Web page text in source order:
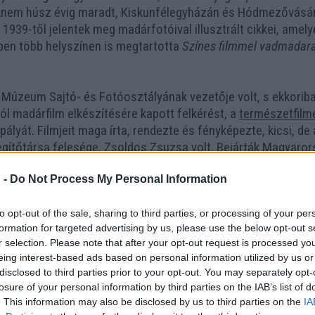
- Do Not Process My Personal Information
opt-out of the sale, sharing to third parties, or processing of your
for targeted advertising by us, please use the below opt-out
selection. Please note that after your opt-out request is processed
interest-based ads based on personal information utilized by us
to third parties prior to your opt-out. You may separately
of your personal information by third parties on the IAB’s list of
This information may also be disclosed by us to third parties on the
húsz évig maradt, Kiskunfélegyházán és
től jelentek meg madárfotóival illusztrált cikkei,
több helyszínen is megtartotta Színes filmmel
Sajtó- és Fotóosztályának vezetője volt, s
madárfilm elkészítésére kapott felkérést, a
Filmjeit maga írta, rendezte és fényképezte, kicsi,
felesége, Zsoldos Zsuzsa volt. Bejárták
Kis-Balaton nádasaiban, a Vértesalján.
,
, az első egész estét betöltő magyar természetfilm.
a legjobb operatőri munkáért járó díjat. A következő
még aVadvízországét is felülmúlta, megkapta az 1953-as
a művészi és a tudományos munka, miként a
A kékvércsék erdejébencímű nagyfilmben is.